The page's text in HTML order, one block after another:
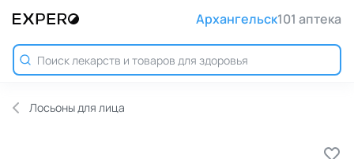
Архангельск101 аптека
Лосьоны для лица